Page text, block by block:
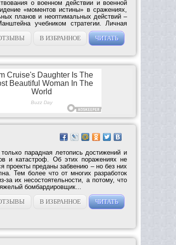
о военном действии и военной
«моментов истины» в сражениях,
планов и неоптимальных действий –
учебником стратегии. Личная
В ИЗБРАННОЕ ЧИТАТЬ
парадная летопись достижений и
и катастроф. Об этих поражениях не
проекты преданы забвению – но без них
Тем более что от многих разработок
за их несостоятельности, а потому, что
бомбардировщик...
В ИЗБРАННОЕ ЧИТАТЬ